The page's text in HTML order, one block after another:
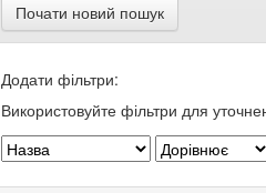
Почати новий пошук
Додати фільтри:
Використовуйте фільтри для